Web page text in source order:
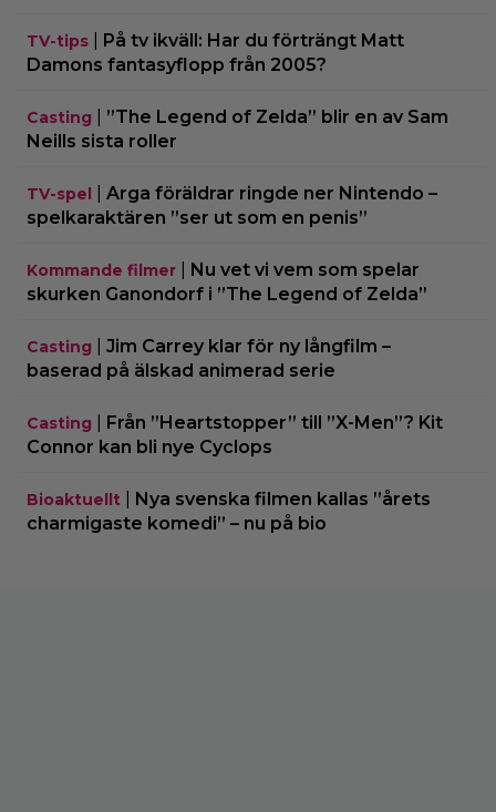
TV-tips
På tv ikväll: Har du förträngt Matt
Damons fantasyflopp från 2005?
Casting
”The Legend of Zelda” blir en av Sam
Neills sista roller
TV-spel
Arga föräldrar ringde ner Nintendo –
spelkaraktären ”ser ut som en penis”
Kommande filmer
Nu vet vi vem som spelar
skurken Ganondorf i ”The Legend of Zelda”
Casting
Jim Carrey klar för ny långfilm –
baserad på älskad animerad serie
Casting
Från ”Heartstopper” till ”X-Men”? Kit
Connor kan bli nye Cyclops
Bioaktuellt
Nya svenska filmen kallas ”årets
charmigaste komedi” – nu på bio